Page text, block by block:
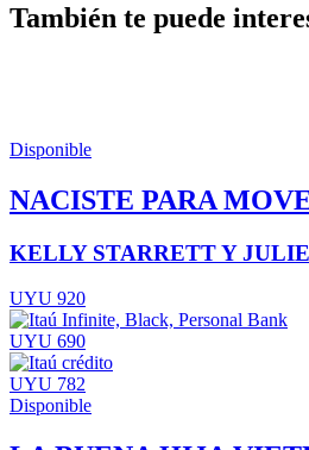
También te puede
Disponible
NACISTE PARA
KELLY STARRETT Y
UYU 920
UYU 690
UYU 782
Disponible